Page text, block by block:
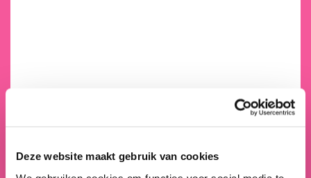
Deze website maakt gebruik van cookies